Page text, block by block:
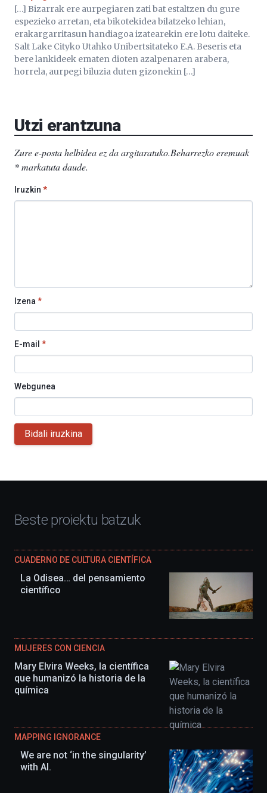
[…] Bizarrak ere aurpegiaren zati bat estaltzen du gure
espezieko arretan, eta bikotekidea bilatzeko lehian,
erakargarritasun handiagoa izatearekin ere lotu daiteke.
Salt Lake Cityko Utahko Unibertsitateko E.A. Beseris eta
bere lankideek ematen dioten azalpenaren arabera,
horrela, aurpegi biluzia duten gizonekin […]
Utzi erantzuna
Zure e-posta helbidea ez da argitaratuko.Beharrezko eremuak
*markatuta daude.
Iruzkin *
Izena *
E-mail *
Webgunea
Bidali iruzkina
Beste proiektu batzuk
CUADERNO DE CULTURA CIENTÍFICA
La Odisea… del pensamiento
científico
MUJERES CON CIENCIA
Mary Elvira Weeks, la científica
que humanizó la historia de la
química
MAPPING IGNORANCE
We are not ‘in the singularity’
with AI.